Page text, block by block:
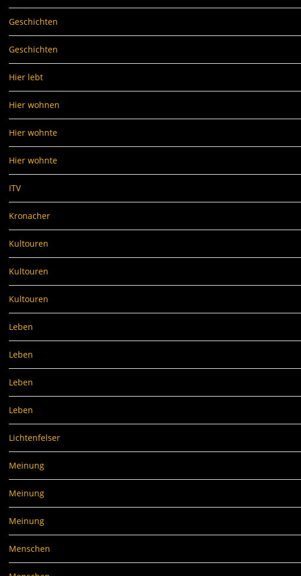
Geschichten
Geschichten
Hier lebt
Hier wohnen
Hier wohnte
Hier wohnte
ITV
Kronacher
Kultouren
Kultouren
Kultouren
Leben
Leben
Leben
Leben
Lichtenfelser
Meinung
Meinung
Meinung
Menschen